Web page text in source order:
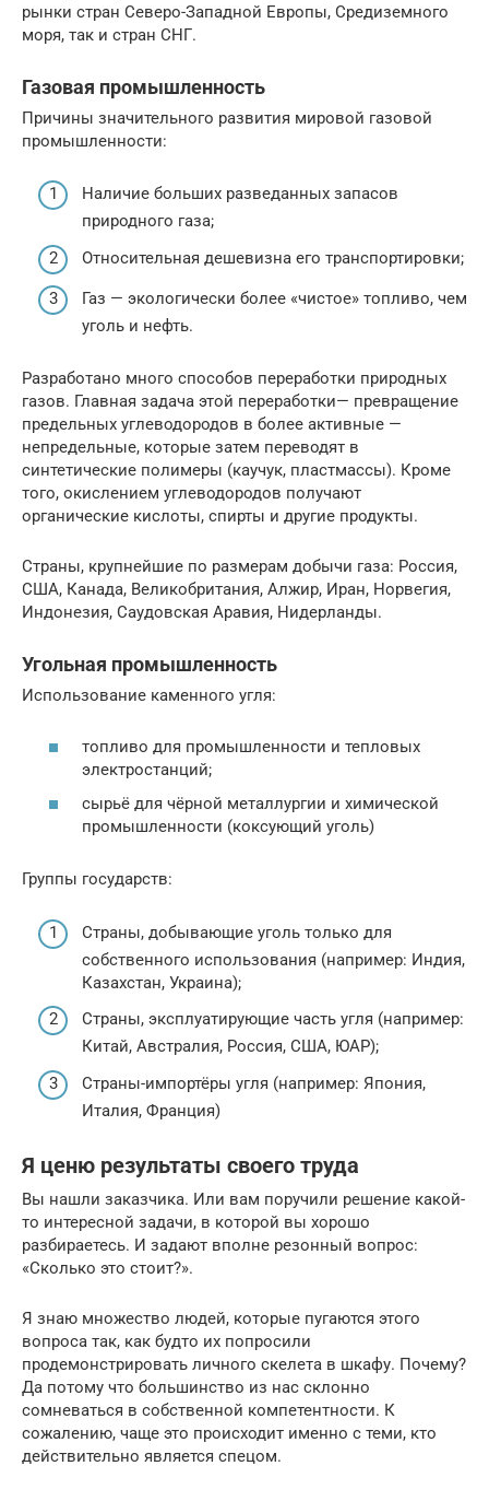
рынки стран Северо-Западной Европы, Средиземного
моря, так и стран СНГ.
Газовая промышленность
Причины значительного развития мировой газовой
промышленности:
Наличие больших разведанных запасов
природного газа;
Относительная дешевизна его транспортировки;
Газ — экологически более «чистое» топливо, чем
уголь и нефть.
Разработано много способов переработки природных
газов. Главная задача этой переработки— превращение
предельных углеводородов в более активные —
непредельные, которые затем переводят в
синтетические полимеры (каучук, пластмассы). Кроме
того, окислением углеводородов получают
органические кислоты, спирты и другие продукты.
Страны, крупнейшие по размерам добычи газа: Россия,
США, Канада, Великобритания, Алжир, Иран, Норвегия,
Индонезия, Саудовская Аравия, Нидерланды.
Угольная промышленность
Использование каменного угля:
топливо для промышленности и тепловых
электростанций;
сырьё для чёрной металлургии и химической
промышленности (коксующий уголь)
Группы государств:
Страны, добывающие уголь только для
собственного использования (например: Индия,
Казахстан, Украина);
Страны, эксплуатирующие часть угля (например:
Китай, Австралия, Россия, США, ЮАР);
Страны-импортёры угля (например: Япония,
Италия, Франция)
Я ценю результаты своего труда
Вы нашли заказчика. Или вам поручили решение какой-
то интересной задачи, в которой вы хорошо
разбираетесь. И задают вполне резонный вопрос:
«Сколько это стоит?».
Я знаю множество людей, которые пугаются этого
вопроса так, как будто их попросили
продемонстрировать личного скелета в шкафу. Почему?
Да потому что большинство из нас склонно
сомневаться в собственной компетентности. К
сожалению, чаще это происходит именно с теми, кто
действительно является спецом.